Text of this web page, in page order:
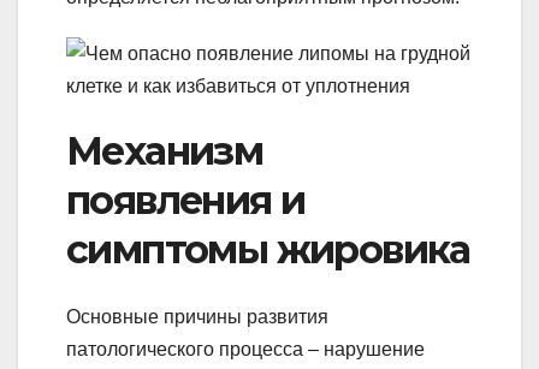
Механизм
появления и
симптомы жировика
Основные причины развития
патологического процесса – нарушение